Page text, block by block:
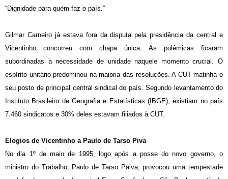
“Dignidade para quem faz o país.”
Gilmar Carneiro já estava fora da disputa pela presidência da central e
Vicentinho concorreu com chapa única. As polêmicas ficaram
subordinadas à necessidade de unidade naquele momento crucial. O
espírito unitário predominou na maioria das resoluções. A CUT matinha o
seu posto de principal central sindical do país. Segundo levantamento do
Instituto Brasileiro de Geografia e Estatísticas (IBGE), existiam no país
7.460 sindicatos e 30% deles estavam filiados à CUT.
Elogios de Vicentinho a Paulo de Tarso Piva
No dia 1º de maio de 1995, logo após a posse do novo governo, o
ministro do Trabalho, Paulo de Tarso Paiva, provocou uma tempestade